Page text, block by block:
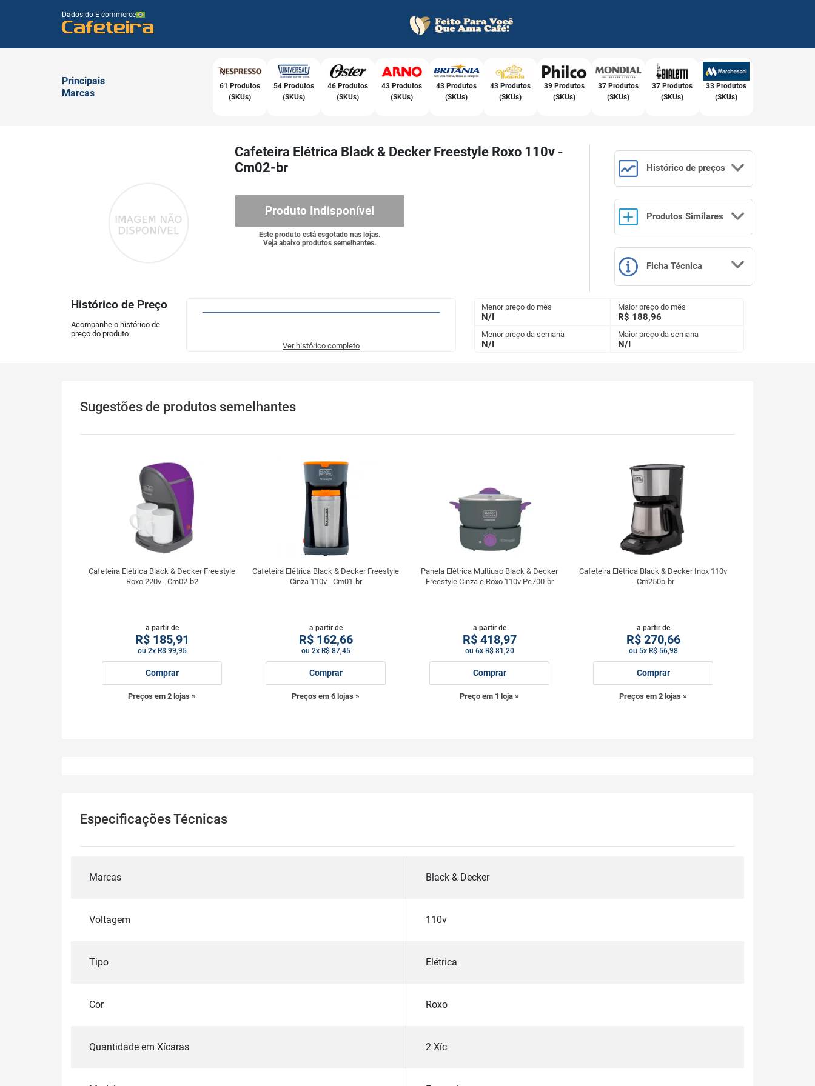
Dados do E-commerce
Cafeteira
Principais
Marcas
61 Produtos
(SKUs)
54 Produtos
(SKUs)
46 Produtos
(SKUs)
43 Produtos
(SKUs)
43 Produtos
(SKUs)
43 Produtos
(SKUs)
39 Produtos
(SKUs)
37 Produtos
(SKUs)
37 Produtos
(SKUs)
33 Produtos
(SKUs)
Cafeteira Elétrica Black & Decker Freestyle Roxo 110v -
Cm02-br
Produto Indisponível
Este produto está esgotado nas lojas.
Veja abaixo produtos semelhantes.
Histórico de preços
Produtos Similares
Ficha Técnica
Histórico de Preço
Acompanhe o histórico de
preço do produto
Ver histórico completo
Menor preço do mês
N/I
Maior preço do mês
R$ 188,96
Menor preço da semana
N/I
Maior preço da semana
N/I
Sugestões de produtos semelhantes
Cafeteira Elétrica Black & Decker Freestyle
Roxo 220v - Cm02-b2
a partir de
R$185,91
ou 2x R$ 99,95
Comprar
Preços em 2 lojas »
Cafeteira Elétrica Black & Decker Freestyle
Cinza 110v - Cm01-br
a partir de
R$162,66
ou 2x R$ 87,45
Comprar
Preços em 6 lojas »
Panela Elétrica Multiuso Black & Decker
Freestyle Cinza e Roxo 110v Pc700-br
a partir de
R$418,97
ou 6x R$ 81,20
Comprar
Preço em 1 loja »
Cafeteira Elétrica Black & Decker Inox 110v
- Cm250p-br
a partir de
R$270,66
ou 5x R$ 56,98
Comprar
Preços em 2 lojas »
Especificações Técnicas
Marcas Black & Decker
Voltagem 110v
Tipo Elétrica
Cor Roxo
Quantidade em Xícaras 2 Xíc